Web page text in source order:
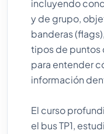
incluyendo
y de grupo,
banderas
tipos de puntos
para entender
información
El curso
el bus TP1,